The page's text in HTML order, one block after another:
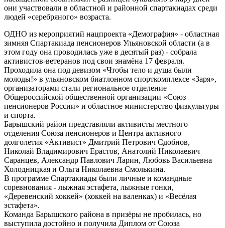
они участвовали в областной и районной спартакиадах среди
людей «серебряного» возраста.
ОДНО из мероприятий нацпроекта «Демография» - областная
зимняя Спартакиада пенсионеров Ульяновской области (а в
этом году она проводилась уже в десятый раз) - собрала
активистов-ветеранов под свои знамёна 17 февраля.
Проходила она под девизом «Чтобы тело и душа были
молоды!» в ульяновском биатлонном спорткомплексе «Заря»,
организаторами стали региональное отделение
Общероссийской общественной организации «Союз
пенсионеров России» и областное министерство физкультуры
и спорта.
Барышский район представляли активисты местного
отделения Союза пенсионеров и Центра активного
долголетия «Активист» Дмитрий Петрович Сдобнов,
Николай Владимирович Ерастов, Анатолий Николаевич
Саранцев, Александр Павлович Ларин, Любовь Васильевна
Холодницкая и Ольга Николаевна Смолькина.
В программе Спартакиады были личные и командные
соревнования - лыжная эстафета, лыжные гонки,
«Деревенский хоккей» (хоккей на валенках) и «Весёлая
эстафета».
Команда Барышского района в призёры не пробилась, но
выступила достойно и получила Диплом от Союза